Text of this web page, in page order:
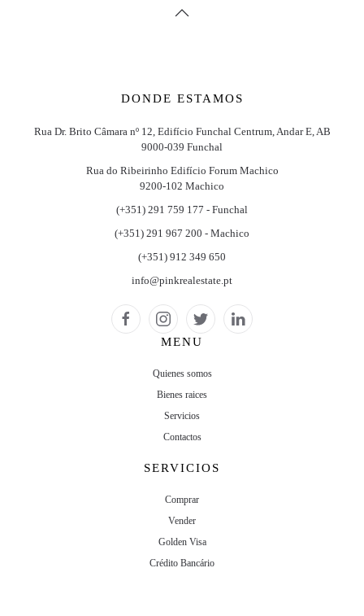
DONDE ESTAMOS
Rua Dr. Brito Câmara nº 12, Edifício Funchal Centrum, Andar E, AB
9000-039 Funchal
Rua do Ribeirinho Edifício Forum Machico
9200-102 Machico
(+351) 291 759 177 - Funchal
(+351) 291 967 200 - Machico
(+351) 912 349 650
info@pinkrealestate.pt
MENU
Quienes somos
Bienes raices
Servicios
Contactos
SERVICIOS
Comprar
Vender
Golden Visa
Crédito Bancário